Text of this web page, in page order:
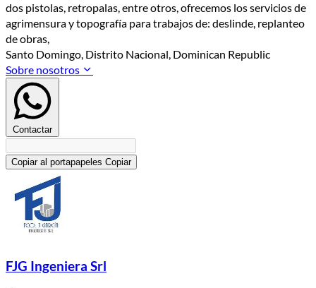
dos pistolas, retropalas, entre otros, ofrecemos los servicios de
agrimensura y topografía para trabajos de: deslinde, replanteo
de obras,
Santo Domingo, Distrito Nacional, Dominican Republic
Sobre nosotros
Contactar
Copiar al portapapeles Copiar
FJG Ingeniera Srl